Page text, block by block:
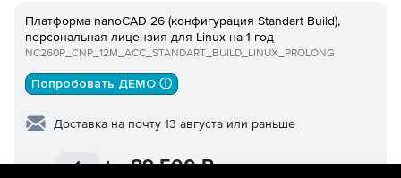
Платформа nanoCAD 26 (конфигурация Standart Build),
персональная лицензия для Linux на 1 год
NC260P_CNP_12M_ACC_STANDART_BUILD_LINUX_PROLONG
Попробовать ДЕМО ⓘ
Доставка на почту 13 августа или раньше
89 500₽